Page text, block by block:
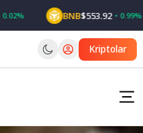
BNB$553.92 0.99%
Kriptolar